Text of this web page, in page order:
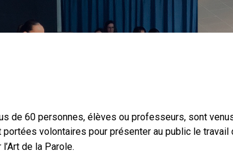
AU LYCÉE
de 60 personnes, élèves ou professeurs, sont
volontaires pour présenter au public le travail
de la Parole.